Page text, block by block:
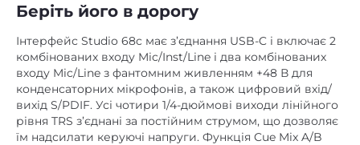
Беріть його в дорогу
Інтерфейс Studio 68c має з’єднання USB-C і включає 2
комбінованих входу Mic/Inst/Line і два комбінованих
входу Mic/Line з фантомним живленням +48 В для
конденсаторних мікрофонів, а також цифровий вхід/
вихід S/PDIF. Усі чотири 1/4-дюймові виходи лінійного
рівня TRS з’єднані за постійним струмом, що дозволяє
їм надсилати керуючі напруги. Функція Cue Mix A/B